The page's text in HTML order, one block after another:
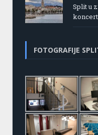
Split u
FOTOGRAFIJE